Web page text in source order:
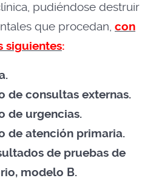
pudiéndose destruir
que procedan, con
siguientes:
de consultas externas.
de urgencias.
de atención primaria.
de pruebas de
modelo B.